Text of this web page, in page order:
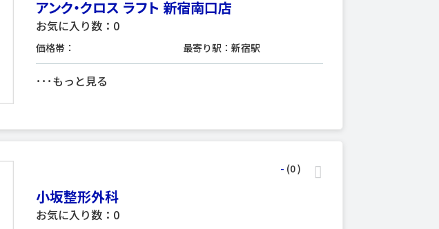
アンク・クロス ラフト 新宿南口店
お気に入り数：0
価格帯： 最寄り駅：新宿駅
･･･もっと見る
小坂整形外科
お気に入り数：0
- (0)